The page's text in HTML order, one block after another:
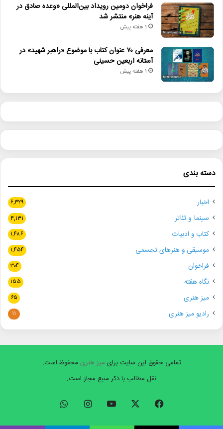
فراخوان دومین رویداد بین‌المللی «وعده صادق در
آینه هنر» منتشر شد
1 هفته پیش
معرفی ۷۰ عنوان کتاب با موضوع «راهبر شهید» در
آستانه اربعین حسینی
1 هفته پیش
دسته بندی
اخبار ۶,۳۲۹
سینما و تئاتر ۴,۱۳۱
کتاب و ادبیات ۱,۴۸۶
موسیقی و هنرهای تجسمی ۱,۴۵۴
فراخوان ۳۰۴
نگاه هفته ۱۵۵
میز هنری ۶۵
رادیو میز هنری ۱۱
تمامی حقوق این سایت برای میز هنری محفوظ است.
نقل مطالب با ذکر منبع مجاز است.
فیسبوک ایکس یوتیوب اینستاگرام